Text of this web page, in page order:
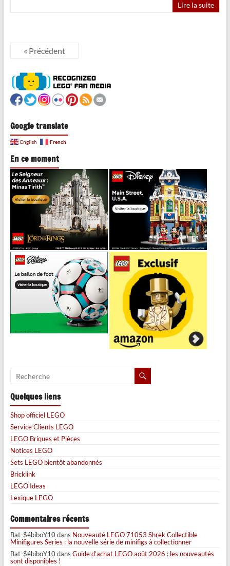
Lire la suite
« Précédent
Google translate
English French
En ce moment
Quelques liens
Shop officiel LEGO
Service Clients LEGO
LEGO Briques et Pièces
Notices LEGO
Sets LEGO bientôt abandonnés
Bricklink
LEGO Ideas
Lexique LEGO
Commentaires récents
Bat-$ébiboY10dans Nouveauté LEGO 71053 Shrek Collectible
Minifigures Series : la nouvelle série de minifigs à collectionner
Bat-$ébiboY10dans Guide d’achat LEGO août 2026 : les nouveautés
sont disponibles !